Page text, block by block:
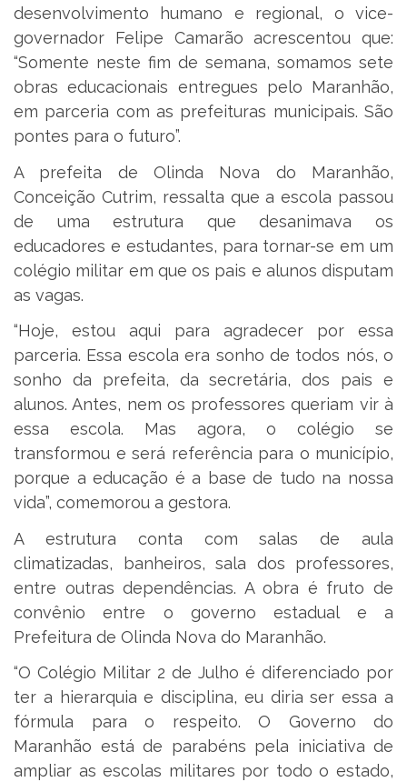
desenvolvimento humano e regional, o vice-
governador Felipe Camarão acrescentou que:
“Somente neste fim de semana, somamos sete
obras educacionais entregues pelo Maranhão,
em parceria com as prefeituras municipais. São
pontes para o futuro”.
A prefeita de Olinda Nova do Maranhão,
Conceição Cutrim, ressalta que a escola passou
de uma estrutura que desanimava os
educadores e estudantes, para tornar-se em um
colégio militar em que os pais e alunos disputam
as vagas.
“Hoje, estou aqui para agradecer por essa
parceria. Essa escola era sonho de todos nós, o
sonho da prefeita, da secretária, dos pais e
alunos. Antes, nem os professores queriam vir à
essa escola. Mas agora, o colégio se
transformou e será referência para o município,
porque a educação é a base de tudo na nossa
vida”, comemorou a gestora.
A estrutura conta com salas de aula
climatizadas, banheiros, sala dos professores,
entre outras dependências. A obra é fruto de
convênio entre o governo estadual e a
Prefeitura de Olinda Nova do Maranhão.
“O Colégio Militar 2 de Julho é diferenciado por
ter a hierarquia e disciplina, eu diria ser essa a
fórmula para o respeito. O Governo do
Maranhão está de parabéns pela iniciativa de
ampliar as escolas militares por todo o estado,